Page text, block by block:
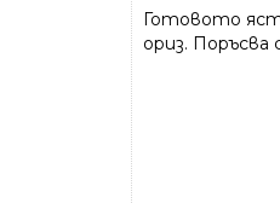
Готовото
ориз. Поръсва